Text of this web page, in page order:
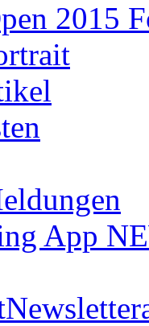
2015
App